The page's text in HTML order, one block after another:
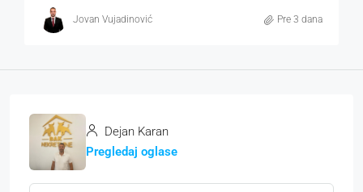
Jovan Vujadinović Pre 3 dana
Dejan Karan
Pregledaj oglase